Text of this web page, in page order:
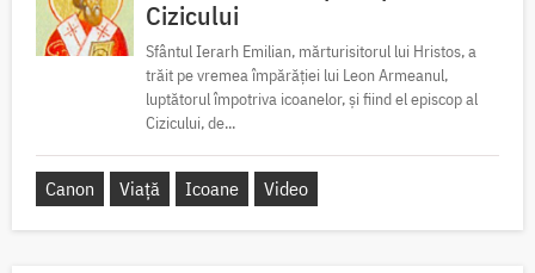
Cizicului
Sfântul Ierarh Emilian, mărturisitorul lui Hristos, a
trăit pe vremea împărăției lui Leon Armeanul,
luptătorul împotriva icoanelor, și fiind el episcop al
Cizicului, de...
Canon Viață Icoane Video